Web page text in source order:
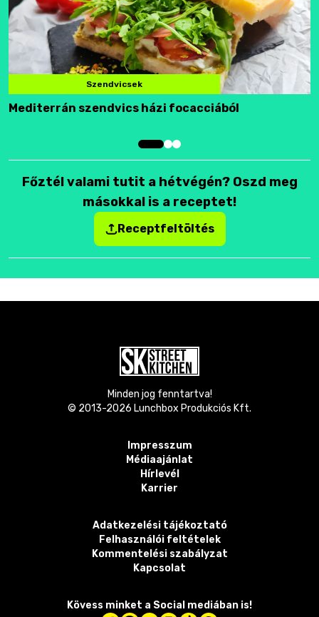
Szendvicsek
Mediterrán szendvics házi focacciából
Főztél valami tutit a hétvégén? Oszd meg
másokkal is a receptet!
Receptfeltöltés
Minden jog fenntartva!
© 2013-2026 Lunchbox Produkciós Kft.
Impresszum
Médiaajánlat
Hírlevél
Karrier
Adatkezelési tájékoztató
Felhasználói feltételek
Kommentelési szabályzat
Kapcsolat
Kövess minket a Social mediában is!